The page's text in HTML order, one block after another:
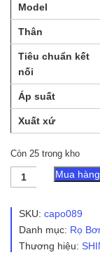
Model
Thân
Tiêu chuẩn kết
nối
Áp suất
Xuất xứ
Còn 25 trong kho
Rọ
Bơm
SFVX
số
lượng
Mua hàng
SKU: capo089
Danh mục: Rọ
Thương hiệu: